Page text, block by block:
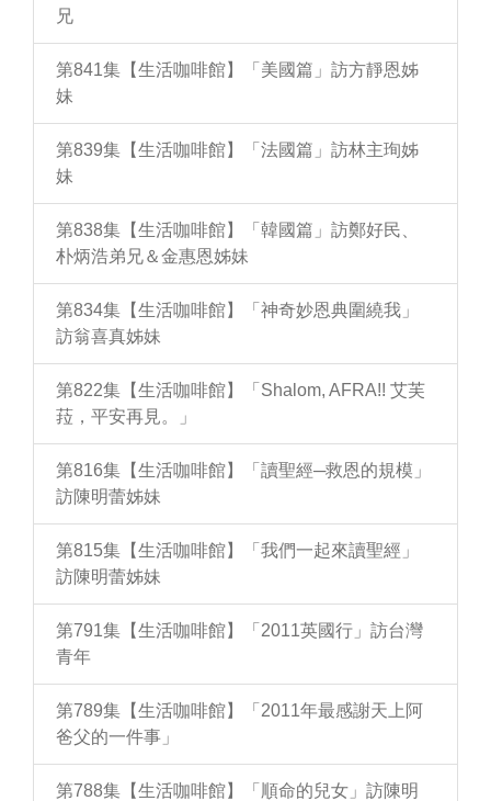
兄
第841集【生活咖啡館】「美國篇」訪方靜恩姊
妹
第839集【生活咖啡館】「法國篇」訪林主珣姊
妹
第838集【生活咖啡館】「韓國篇」訪鄭好民、
朴炳浩弟兄＆金惠恩姊妹
第834集【生活咖啡館】「神奇妙恩典圍繞我」
訪翁喜真姊妹
第822集【生活咖啡館】「Shalom, AFRA!! 艾芙
菈，平安再見。」
第816集【生活咖啡館】「讀聖經─救恩的規模」
訪陳明蕾姊妹
第815集【生活咖啡館】「我們一起來讀聖經」
訪陳明蕾姊妹
第791集【生活咖啡館】「2011英國行」訪台灣
青年
第789集【生活咖啡館】「2011年最感謝天上阿
爸父的一件事」
第788集【生活咖啡館】「順命的兒女」訪陳明